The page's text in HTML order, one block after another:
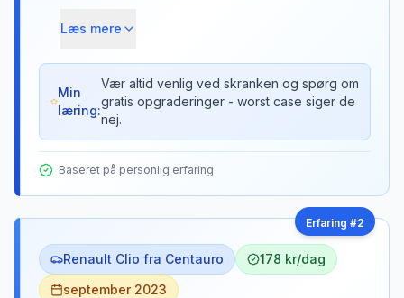
værd på turen til Marbella med al vores
bagage. Tricket er at være venlig og
spørge pænt - de har ofte biler i overskud
om morgenen.
Læs mere
Min
læring:
Vær altid venlig ved skranken og spørg om
gratis opgraderinger - worst case siger de
nej.
Baseret på personlig erfaring
Erfaring #2
Renault Clio fra Centauro
178 kr/dag
september 2023